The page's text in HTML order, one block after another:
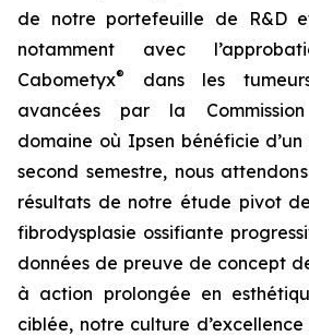
de notre portefeuille de R&D
notamment avec
Cabometyx®
dans les
avancées par la
domaine où Ipsen bénéficie
second semestre, nous
résultats de notre étude pivot
fibrodysplasie ossifiante
données de preuve de concept
à action prolongée en
ciblée, notre culture